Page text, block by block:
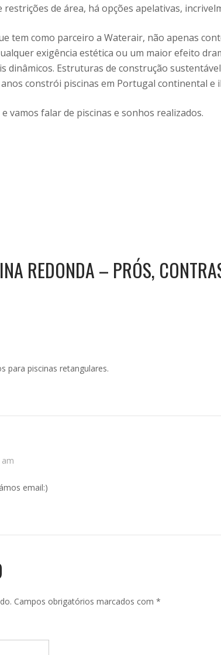
de área, há opções apelativas,
tem como parceiro a Waterair, não apenas
exigência estética ou um maior efeito
dinâmicos. Estruturas de construção
constrói piscinas em Portugal continental e
e vamos falar de piscinas e sonhos realizados.
REDONDA – PRÓS,
para piscinas retangulares.
email:)
Campos obrigatórios marcados com *